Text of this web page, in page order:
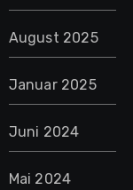
August 2025
Januar 2025
Juni 2024
Mai 2024